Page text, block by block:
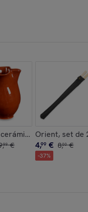
30,5CM
cm.
refractaria de
,99 €
Orient, set de
4,99 € 8,00 €
-37%